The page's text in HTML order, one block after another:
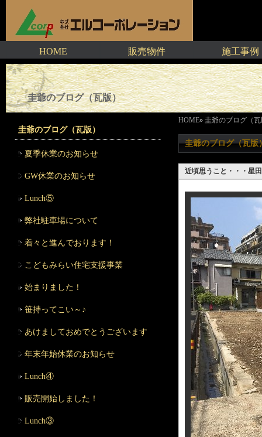
HOME 販売物件 施工事例
圭爺のブログ（瓦版）
HOME» 圭爺のブログ（
圭爺のブログ（瓦版
近頃思うこと・・・星
圭爺のブログ（瓦版）
夏季休業のお知らせ
GW休業のお知らせ
Lunch⑤
弊社駐車場について
着々と進んでおります！
こどもみらい住宅支援事業
始まりました！
笹持ってこい～♪
あけましておめでとうございます
年末年始休業のお知らせ
Lunch④
販売開始しました！
Lunch③